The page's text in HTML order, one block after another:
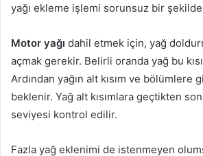
yağı ekleme işlemi sorunsuz bir şekilde
Motor yağı dahil etmek için, yağ
açmak gerekir. Belirli oranda yağ bu
Ardından yağın alt kısım ve bölümlere
beklenir. Yağ alt kısımlara geçtikten
seviyesi kontrol edilir.
Fazla yağ eklenimi de istenmeyen